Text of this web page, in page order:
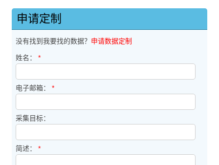
申请定制
没有找到我要找的数据？ 申请数据定制
姓名： *
电子邮箱： *
采集目标：
简述： *